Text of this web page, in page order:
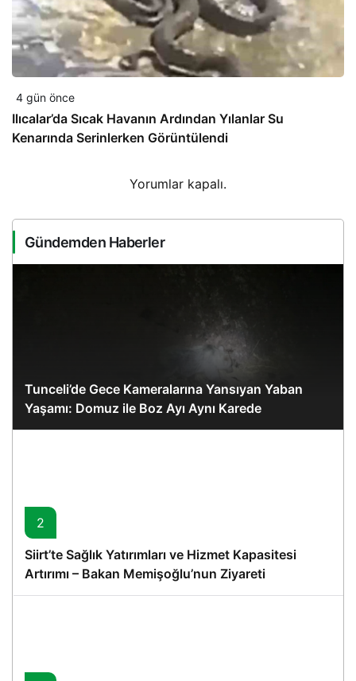
4 gün önce
Ilıcalar’da Sıcak Havanın Ardından Yılanlar Su
Kenarında Serinlerken Görüntülendi
Yorumlar kapalı.
Gündemden Haberler
Tunceli’de Gece Kameralarına Yansıyan Yaban
Yaşamı: Domuz ile Boz Ayı Aynı Karede
2
Siirt’te Sağlık Yatırımları ve Hizmet Kapasitesi
Artırımı – Bakan Memişoğlu’nun Ziyareti